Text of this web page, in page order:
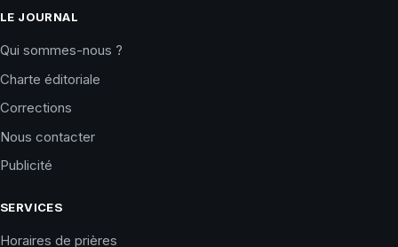
LE JOURNAL
Qui sommes-nous ?
Charte éditoriale
Corrections
Nous contacter
Publicité
SERVICES
Horaires de prières